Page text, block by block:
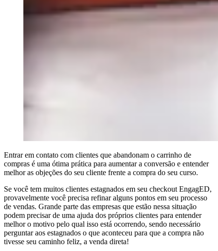
Entrar em contato com clientes que abandonam o carrinho de
compras é uma ótima prática para aumentar a conversão e entender
melhor as objeções do seu cliente frente a compra do seu curso.
Se você tem muitos clientes estagnados em seu checkout EngagED,
provavelmente você precisa refinar alguns pontos em seu processo
de vendas. Grande parte das empresas que estão nessa situação
podem precisar de uma ajuda dos próprios clientes para entender
melhor o motivo pelo qual isso está ocorrendo, sendo necessário
perguntar aos estagnados o que aconteceu para que a compra não
tivesse seu caminho feliz, a venda direta!